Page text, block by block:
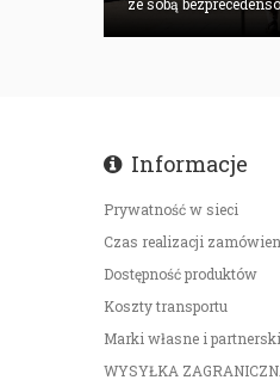
Informacje
Prywatność w sieci
Czas realizacji
Dostępność produktów
Koszty transportu
Marki własne i
WYSYŁKA